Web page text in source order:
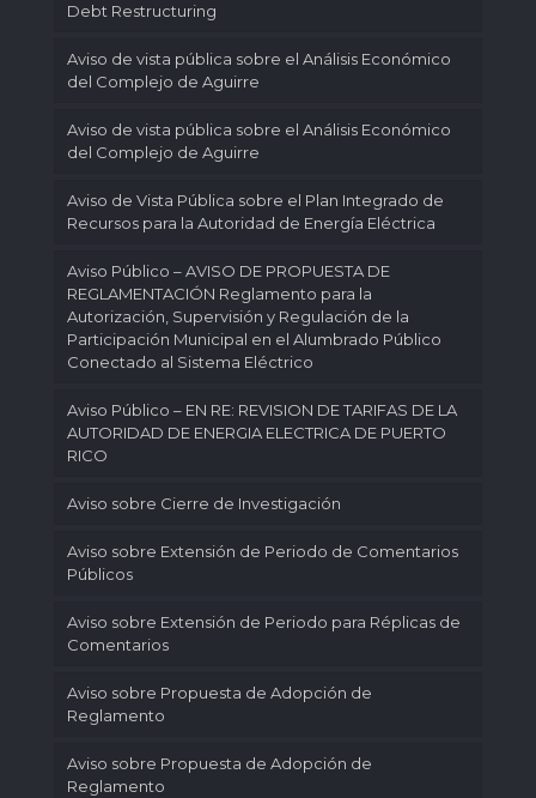
Debt Restructuring
Aviso de vista pública sobre el Análisis Económico
del Complejo de Aguirre
Aviso de vista pública sobre el Análisis Económico
del Complejo de Aguirre
Aviso de Vista Pública sobre el Plan Integrado de
Recursos para la Autoridad de Energía Eléctrica
Aviso Público – AVISO DE PROPUESTA DE
REGLAMENTACIÓN Reglamento para la
Autorización, Supervisión y Regulación de la
Participación Municipal en el Alumbrado Público
Conectado al Sistema Eléctrico
Aviso Público – EN RE: REVISION DE TARIFAS DE LA
AUTORIDAD DE ENERGIA ELECTRICA DE PUERTO
RICO
Aviso sobre Cierre de Investigación
Aviso sobre Extensión de Periodo de Comentarios
Públicos
Aviso sobre Extensión de Periodo para Réplicas de
Comentarios
Aviso sobre Propuesta de Adopción de
Reglamento
Aviso sobre Propuesta de Adopción de
Reglamento